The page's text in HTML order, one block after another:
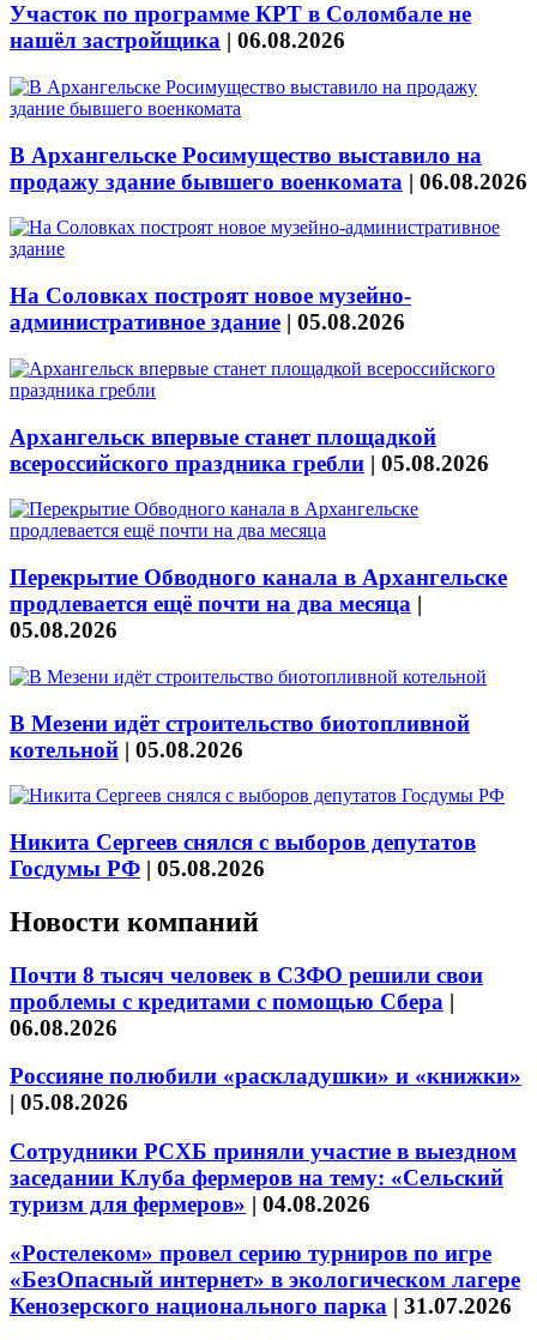
Участок по программе КРТ в Соломбале не
нашёл застройщика | 06.08.2026
В Архангельске Росимущество выставило на
продажу здание бывшего военкомата | 06.08.2026
На Соловках построят новое музейно-
административное здание | 05.08.2026
Архангельск впервые станет площадкой
всероссийского праздника гребли | 05.08.2026
Перекрытие Обводного канала в Архангельске
продлевается ещё почти на два месяца |
05.08.2026
В Мезени идёт строительство биотопливной
котельной | 05.08.2026
Никита Сергеев снялся с выборов депутатов
Госдумы РФ | 05.08.2026
Новости компаний
Почти 8 тысяч человек в СЗФО решили свои
проблемы с кредитами с помощью Сбера |
06.08.2026
Россияне полюбили «раскладушки» и «книжки»
| 05.08.2026
Сотрудники РСХБ приняли участие в выездном
заседании Клуба фермеров на тему: «Сельский
туризм для фермеров» | 04.08.2026
«Ростелеком» провел серию турниров по игре
«БезОпасный интернет» в экологическом лагере
Кенозерского национального парка | 31.07.2026